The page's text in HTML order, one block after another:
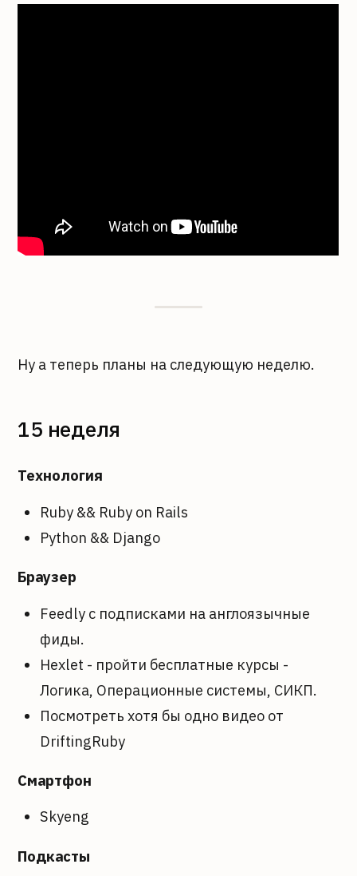
Ну а теперь планы на следующую неделю.
15 неделя
Технология
Ruby && Ruby on Rails
Python && Django
Браузер
Feedly с подписками на англоязычные
фиды.
Hexlet - пройти бесплатные курсы -
Логика, Операционные системы, СИКП.
Посмотреть хотя бы одно видео от
DriftingRuby
Смартфон
Skyeng
Подкасты